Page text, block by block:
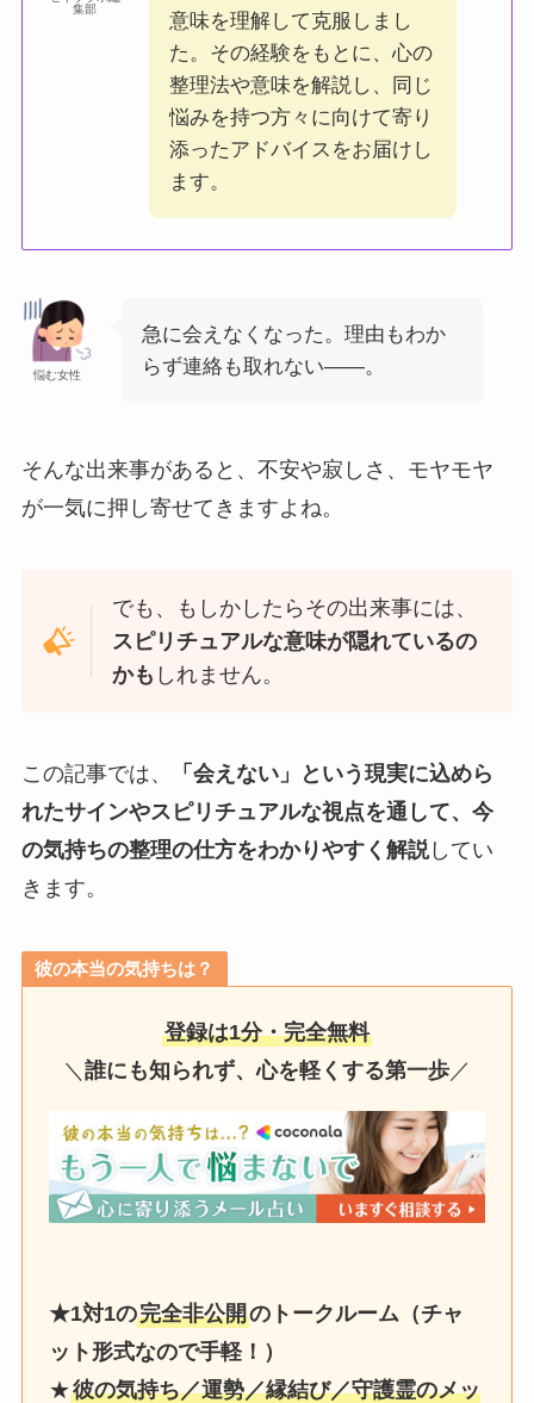
集部
意味を理解して克服しまし
た。その経験をもとに、心の
整理法や意味を解説し、同じ
悩みを持つ方々に向けて寄り
添ったアドバイスをお届けし
ます。
悩む女性
急に会えなくなった。理由もわか
らず連絡も取れない——。
そんな出来事があると、不安や寂しさ、モヤモヤ
が一気に押し寄せてきますよね。
でも、もしかしたらその出来事には、
スピリチュアルな意味が隠れているの
かも しれません。
この記事では、
「会えない」という現実に込めら
れたサインやスピリチュアルな視点を通して、今
の気持ちの整理の仕方をわかりやすく解説してい
きます。
彼の本当の気持ちは？
登録は1分・完全無料
＼ 誰にも知られず、心を軽くする第一歩／
★1対1の完全非公開のトークルーム（チャ
ット形式なので手軽！）
★彼の気持ち／運勢／縁結び／守護霊のメッ